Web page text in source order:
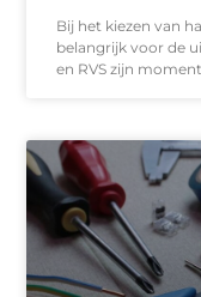
Bij het kiezen van
belangrijk voor de
en RVS zijn